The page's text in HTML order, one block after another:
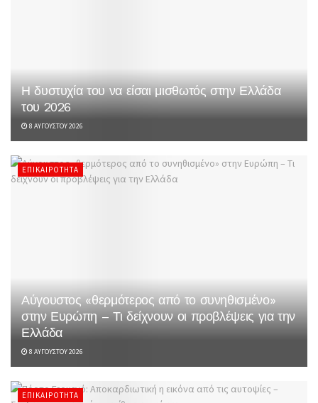
Η δυστυχία του να είσαι μισθωτός στην Ελλάδα
του 2026
8 ΑΥΓΟΎΣΤΟΥ 2026
ΕΠΙΚΑΙΡΌΤΗΤΑ
Αύγουστος «θερμότερος από το συνηθισμένο»
στην Ευρώπη – Τι δείχνουν οι προβλέψεις για την
Ελλάδα
8 ΑΥΓΟΎΣΤΟΥ 2026
ΕΠΙΚΑΙΡΌΤΗΤΑ